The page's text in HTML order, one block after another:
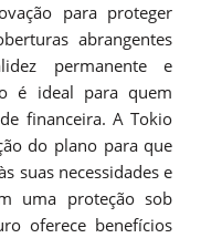
para proteger
abrangentes
permanente e
é ideal para quem
financeira. A Tokio
do plano para que
suas necessidades e
uma proteção sob
oferece benefícios